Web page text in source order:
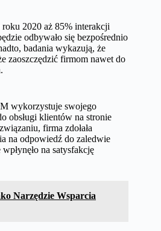
roku 2020 aż 85% interakcji
odbywało się bezpośrednio
badania wykazują, że
zaoszczędzić firmom nawet do
wykorzystuje swojego
obsługi klientów na stronie
firma zdołała
na odpowiedź do zaledwie
na satysfakcję
Narzędzie Wsparcia